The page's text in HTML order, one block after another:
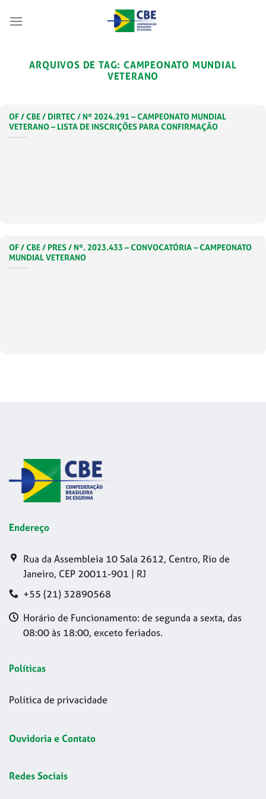
ARQUIVOS DE TAG:CAMPEONATO MUNDIAL
VETERANO
OF / CBE / DIRTEC / Nº 2024.291 – CAMPEONATO MUNDIAL
VETERANO – LISTA DE INSCRIÇÕES PARA CONFIRMAÇÃO
OF / CBE / PRES / Nº. 2023.433 – CONVOCATÓRIA – CAMPEONATO
MUNDIAL VETERANO
Endereço
Rua da Assembleia 10 Sala 2612, Centro, Rio de
Janeiro, CEP 20011-901 | RJ
+55 (21) 32890568
Horário de Funcionamento: de segunda a sexta, das
08:00 às 18:00, exceto feriados.
Políticas
Política de privacidade
Ouvidoria e Contato
Redes Sociais